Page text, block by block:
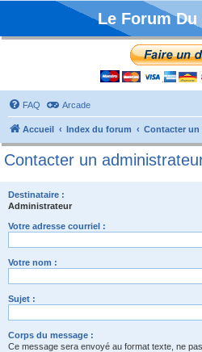
Le Forum
FAQ Arcade
Accueil Index du forum Contacter
Contacter un
Destinataire :
Administrateur
Votre adresse courriel :
Votre nom :
Sujet :
Corps du message :
Ce message sera envoyé au format texte, ne